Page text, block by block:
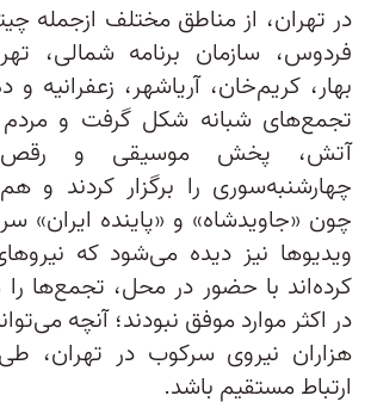
در تهران، از مناطق مختلف ازجمله
فردوس، سازمان برنامه شمالی،
بهار، کریم‌خان، آریاشهر، زعفرانیه و
تجمع‌های شبانه شکل گرفت و
آتش، پخش موسیقی و رقص
چهارشنبه‌سوری را برگزار کردند و
چون «جاویدشاه» و «پاینده ایران»
ویدیوها نیز دیده می‌شود که
کرده‌اند با حضور در محل، تجمع‌ها را
در اکثر موارد موفق نبودند؛ آنچه
هزاران نیروی سرکوب در تهران،
ارتباط مستقیم باشد.